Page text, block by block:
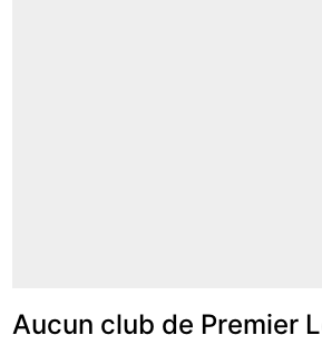
Aucun club de Premier